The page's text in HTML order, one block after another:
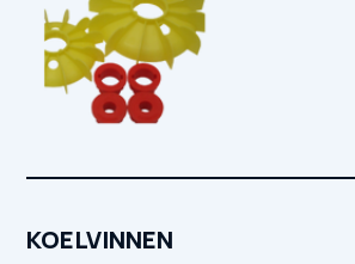
KOELVINNEN